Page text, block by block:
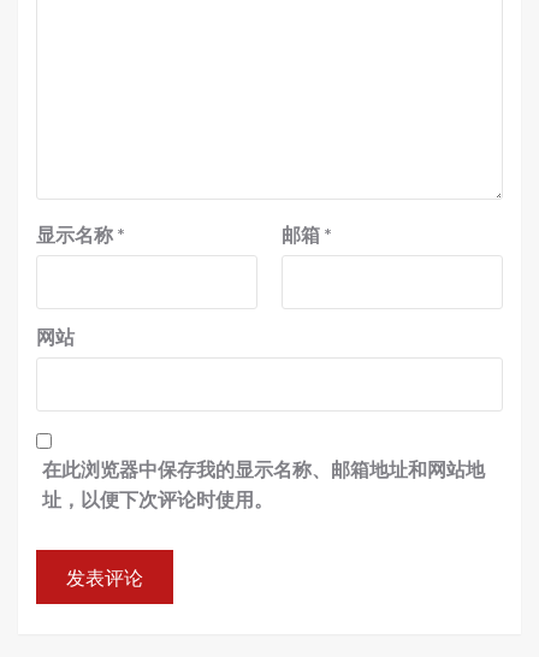
显示名称 * 邮箱 *
网站
在此浏览器中保存我的显示名称、邮箱地址和网站地
址，以便下次评论时使用。